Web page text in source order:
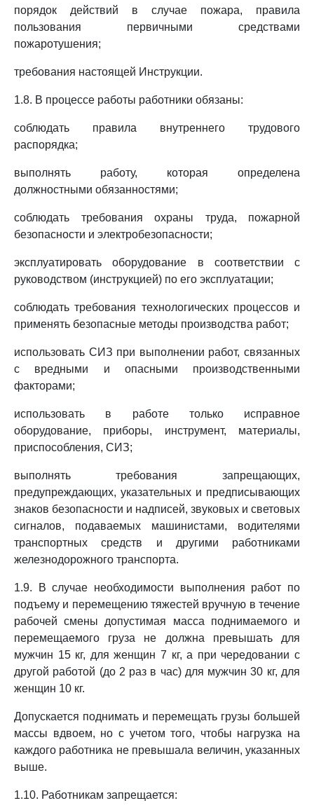
порядок действий в случае пожара, правила
пользования первичными средствами
пожаротушения;
требования настоящей Инструкции.
1.8. В процессе работы работники обязаны:
соблюдать правила внутреннего трудового
распорядка;
выполнять работу, которая определена
должностными обязанностями;
соблюдать требования охраны труда, пожарной
безопасности и электробезопасности;
эксплуатировать оборудование в соответствии с
руководством (инструкцией) по его эксплуатации;
соблюдать требования технологических процессов и
применять безопасные методы производства работ;
использовать СИЗ при выполнении работ, связанных
с вредными и опасными производственными
факторами;
использовать в работе только исправное
оборудование, приборы, инструмент, материалы,
приспособления, СИЗ;
выполнять требования запрещающих,
предупреждающих, указательных и предписывающих
знаков безопасности и надписей, звуковых и световых
сигналов, подаваемых машинистами, водителями
транспортных средств и другими работниками
железнодорожного транспорта.
1.9. В случае необходимости выполнения работ по
подъему и перемещению тяжестей вручную в течение
рабочей смены допустимая масса поднимаемого и
перемещаемого груза не должна превышать для
мужчин 15 кг, для женщин 7 кг, а при чередовании с
другой работой (до 2 раз в час) для мужчин 30 кг, для
женщин 10 кг.
Допускается поднимать и перемещать грузы большей
массы вдвоем, но с учетом того, чтобы нагрузка на
каждого работника не превышала величин, указанных
выше.
1.10. Работникам запрещается: